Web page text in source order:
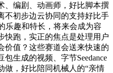
、编剧、动画师，好比脚本撰
不初步边云协同的支持好比手
乐趣和特长，将来会成为容
快跑，实正的焦点是处理用户
价值？这些赛道会送来快速的
生成的视频、字节Seedance
做，好比陪同机械人的“亲情